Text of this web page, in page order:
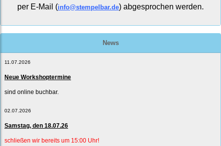
per E-Mail (info@stempelbar.de) abgesprochen werden.
News
11.07.2026
Neue Workshoptermine
sind online buchbar.
02.07.2026
Samstag, den 18.07.26
schließen wir bereits um 15:00 Uhr!